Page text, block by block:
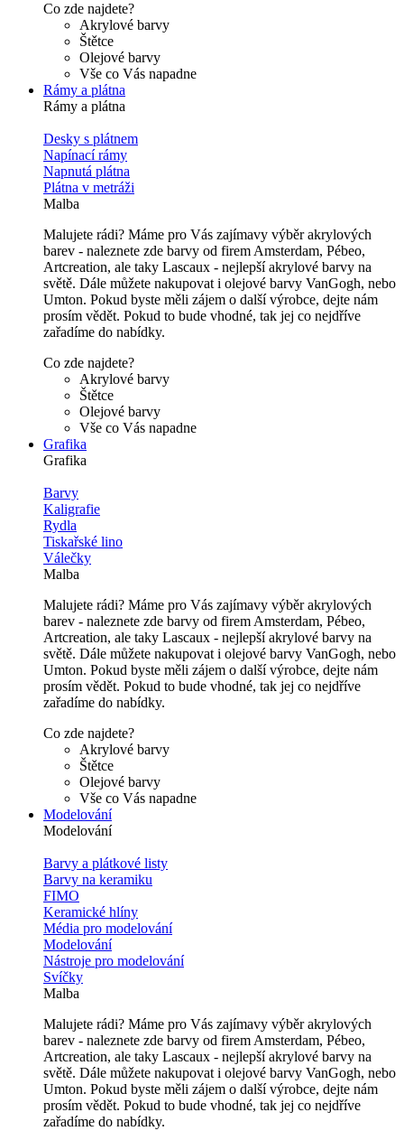
Co zde najdete?
Akrylové barvy
Štětce
Olejové barvy
Vše co Vás napadne
Rámy a plátna
Rámy a plátna
Desky s plátnem
Napínací rámy
Napnutá plátna
Plátna v metráži
Malba
Malujete rádi? Máme pro Vás zajímavy výběr akrylových
barev - naleznete zde barvy od firem Amsterdam, Pébeo,
Artcreation, ale taky Lascaux - nejlepší akrylové barvy na
světě. Dále můžete nakupovat i olejové barvy VanGogh, nebo
Umton. Pokud byste měli zájem o další výrobce, dejte nám
prosím vědět. Pokud to bude vhodné, tak jej co nejdříve
zařadíme do nabídky.
Co zde najdete?
Akrylové barvy
Štětce
Olejové barvy
Vše co Vás napadne
Grafika
Grafika
Barvy
Kaligrafie
Rydla
Tiskařské lino
Válečky
Malba
Malujete rádi? Máme pro Vás zajímavy výběr akrylových
barev - naleznete zde barvy od firem Amsterdam, Pébeo,
Artcreation, ale taky Lascaux - nejlepší akrylové barvy na
světě. Dále můžete nakupovat i olejové barvy VanGogh, nebo
Umton. Pokud byste měli zájem o další výrobce, dejte nám
prosím vědět. Pokud to bude vhodné, tak jej co nejdříve
zařadíme do nabídky.
Co zde najdete?
Akrylové barvy
Štětce
Olejové barvy
Vše co Vás napadne
Modelování
Modelování
Barvy a plátkové listy
Barvy na keramiku
FIMO
Keramické hlíny
Média pro modelování
Modelování
Nástroje pro modelování
Svíčky
Malba
Malujete rádi? Máme pro Vás zajímavy výběr akrylových
barev - naleznete zde barvy od firem Amsterdam, Pébeo,
Artcreation, ale taky Lascaux - nejlepší akrylové barvy na
světě. Dále můžete nakupovat i olejové barvy VanGogh, nebo
Umton. Pokud byste měli zájem o další výrobce, dejte nám
prosím vědět. Pokud to bude vhodné, tak jej co nejdříve
zařadíme do nabídky.